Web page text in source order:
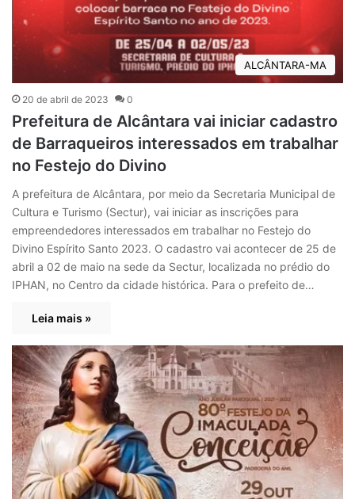
ALCÂNTARA-MA
20 de abril de 2023 0
Prefeitura de Alcântara vai iniciar cadastro
de Barraqueiros interessados em trabalhar
no Festejo do Divino
A prefeitura de Alcântara, por meio da Secretaria Municipal de
Cultura e Turismo (Sectur), vai iniciar as inscrições para
empreendedores interessados em trabalhar no Festejo do
Divino Espírito Santo 2023. O cadastro vai acontecer de 25 de
abril a 02 de maio na sede da Sectur, localizada no prédio do
IPHAN, no Centro da cidade histórica. Para o prefeito de…
Leia mais »